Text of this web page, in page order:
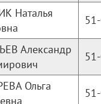
Наталья
Александр
Ольга